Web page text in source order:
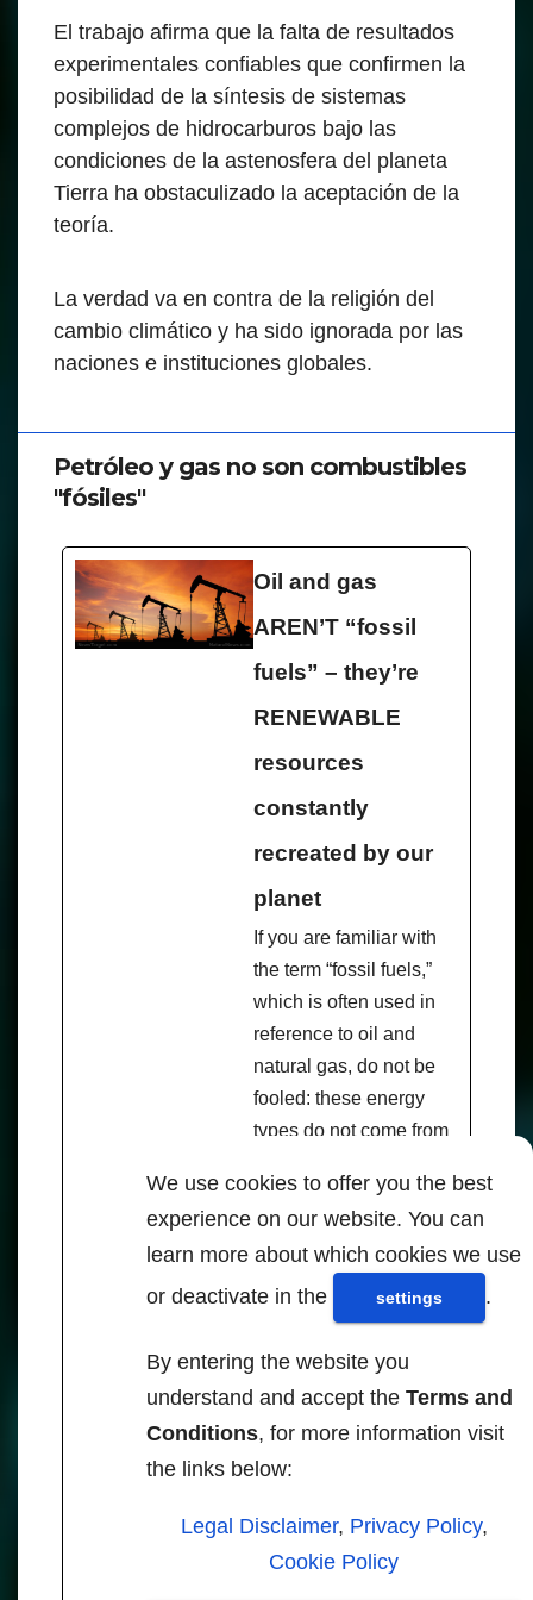
We use cookies to offer you the best
experience on our website. You can
learn more about which cookies we use
or deactivate in the
settings .
By entering the website you
understand and accept the Terms and
Conditions, for more information visit
the links below:
Legal Disclaimer, Privacy Policy,
Cookie Policy
El trabajo afirma que la falta de resultados
experimentales confiables que confirmen la
posibilidad de la síntesis de sistemas
complejos de hidrocarburos bajo las
condiciones de la astenosfera del planeta
Tierra ha obstaculizado la aceptación de la
teoría.
La verdad va en contra de la religión del
cambio climático y ha sido ignorada por las
naciones e instituciones globales.
Petróleo y gas no son combustibles
"fósiles"
Oil and gas
AREN’T “fossil
fuels” – they’re
RENEWABLE
resources
constantly
recreated by our
planet
If you are familiar with
the term “fossil fuels,”
which is often used in
reference to oil and
natural gas, do not be
fooled: these energy
types do not come from
the earth, and science
shows that they are
renewable and
limitless. The abiogenic
deep origin of
hydrocarbons and oil
and […]
Para leer y
climate.news